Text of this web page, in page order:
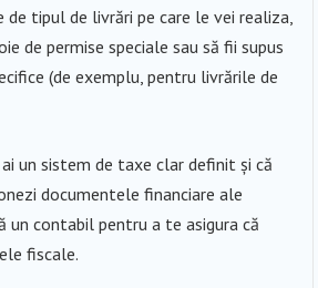
de tipul de livrări pe care le vei realiza,
de permise speciale sau să fii supus
(de exemplu, pentru livrările de
un sistem de taxe clar definit și că
documentele financiare ale
un contabil pentru a te asigura că
fiscale.